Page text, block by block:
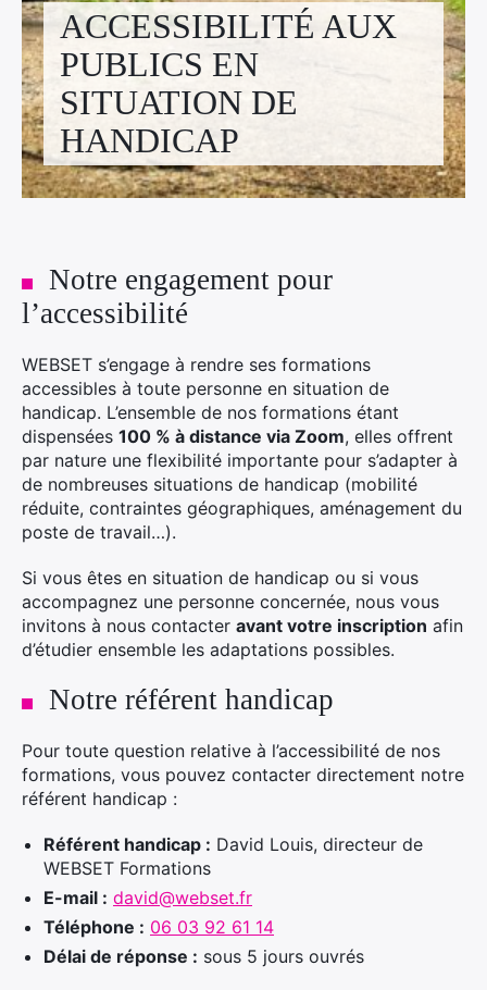
ACCESSIBILITÉ AUX
PUBLICS EN
SITUATION DE
HANDICAP
Notre engagement pour
l’accessibilité
WEBSET s’engage à rendre ses formations
accessibles à toute personne en situation de
handicap. L’ensemble de nos formations étant
dispensées 100 % à distance via Zoom, elles offrent
par nature une flexibilité importante pour s’adapter à
de nombreuses situations de handicap (mobilité
réduite, contraintes géographiques, aménagement du
poste de travail…).
Si vous êtes en situation de handicap ou si vous
accompagnez une personne concernée, nous vous
invitons à nous contacter avant votre inscription afin
d’étudier ensemble les adaptations possibles.
Notre référent handicap
Pour toute question relative à l’accessibilité de nos
formations, vous pouvez contacter directement notre
référent handicap :
Référent handicap : David Louis, directeur de
WEBSET Formations
E-mail : david@webset.fr
Téléphone : 06 03 92 61 14
Délai de réponse : sous 5 jours ouvrés
Facebook
Linkedin
Instagram